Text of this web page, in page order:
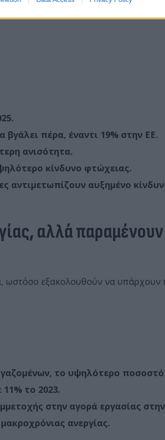
πέρα, έναντι 19% στην ΕΕ.
ανισότητα.
κίνδυνο φτώχειας.
αντιμετωπίζουν αυξημένο
αλλά παραμένουν
ωστόσο εξακολουθούν να υπάρχουν
το υψηλότερο
το 2023.
στην αγορά εργασίας
ανεργίας.